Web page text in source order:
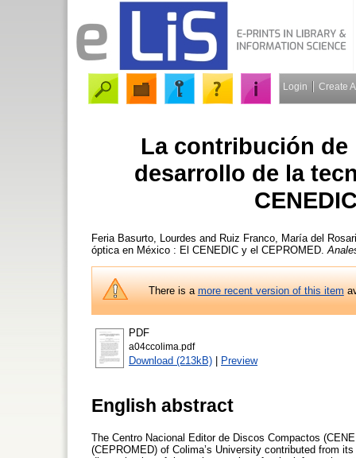
Login Create
La contribución de
desarrollo de la
Feria Basurto, Lourdes and Ruiz Franco, María del
óptica en México : El CENEDIC y el CEPROMED.
There is amore recent version of this item
PDF
a04ccolima.pdf
Download (213kB) Preview
English abstract
The Centro Nacional Editor de Discos Compactos
(CEPROMED) of Colima’s University contributed from